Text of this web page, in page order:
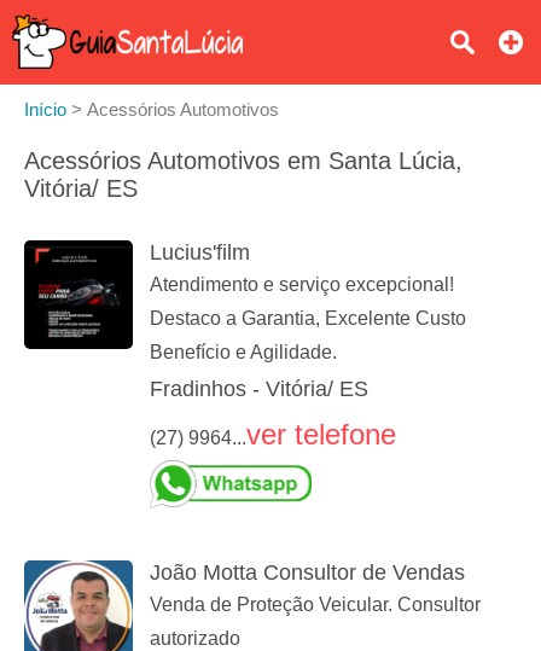
Início > Acessórios Automotivos
Acessórios Automotivos em Santa Lúcia,
Vitória/ ES
Lucius'film
Atendimento e serviço excepcional!
Destaco a Garantia, Excelente Custo
Benefício e Agilidade.
Fradinhos - Vitória/ ES
(27) 9964...ver telefone
João Motta Consultor de Vendas
Venda de Proteção Veicular. Consultor
autorizado